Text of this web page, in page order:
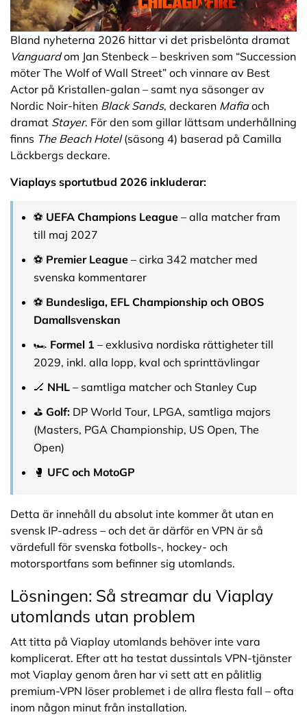
Bland nyheterna 2026 hittar vi det prisbelönta dramat
Vanguardom Jan Stenbeck – beskriven som “Succession
möter The Wolf of Wall Street” och vinnare av Best
Actor på Kristallen-galan – samt nya säsonger av
Nordic Noir-hiten Black Sands, deckaren Mafiaoch
dramat Stayer. För den som gillar lättsam underhållning
finns The Beach Hotel(säsong 4) baserad på Camilla
Läckbergs deckare.
Viaplays sportutbud 2026 inkluderar:
⚽ UEFA Champions League – alla matcher fram
till maj 2027
⚽ Premier League – cirka 342 matcher med
svenska kommentarer
⚽ Bundesliga, EFL Championship och OBOS
Damallsvenskan
🏎️ Formel 1 – exklusiva nordiska rättigheter till
2029, inkl. alla lopp, kval och sprinttävlingar
🏒 NHL – samtliga matcher och Stanley Cup
⛳ Golf: DP World Tour, LPGA, samtliga majors
(Masters, PGA Championship, US Open, The
Open)
🥊 UFC och MotoGP
Detta är innehåll du absolut inte kommer åt utan en
svensk IP-adress – och det är därför en VPN är så
värdefull för svenska fotbolls-, hockey- och
motorsportfans som befinner sig utomlands.
Lösningen: Så streamar du Viaplay
utomlands utan problem
Att titta på Viaplay utomlands behöver inte vara
komplicerat. Efter att ha testat dussintals VPN-tjänster
mot Viaplay genom åren har vi sett att en pålitlig
premium-VPN löser problemet i de allra flesta fall – ofta
inom någon minut från installation.